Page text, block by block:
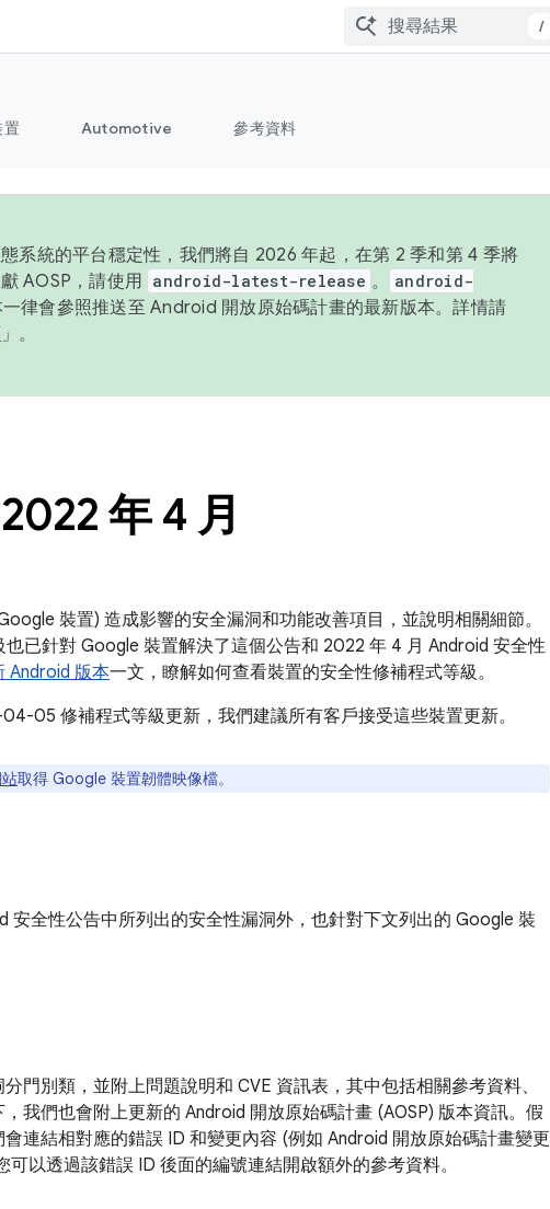
/
Automotive 參考資料
系統的平台穩定性，我們將自 2026 年起，在第 2 季和第 4 季將
AOSP，請使用 android-latest-release 。
android-
律會參照推送至 Android 開放原始碼計畫的最新版本。詳情請
」。
年 4 月
裝置) 造成影響的安全漏洞和功能改善項目，並說明相關細節。
已針對 Google 裝置解決了這個公告和 2022 年 4 月 Android 安全性
Android 版本一文，瞭解如何查看裝置的安全性修補程式等級。
05 修補程式等級更新，我們建議所有客戶接受這些裝置更新。
取得 Google 裝置韌體映像檔。
安全性公告中所列出的安全性漏洞外，也針對下文列出的 Google 裝
門別類，並附上問題說明和 CVE 資訊表，其中包括相關參考資料、
我們也會附上更新的 Android 開放原始碼計畫 (AOSP) 版本資訊。假
連結相對應的錯誤 ID 和變更內容 (例如 Android 開放原始碼計畫變更
以透過該錯誤 ID 後面的編號連結開啟額外的參考資料。